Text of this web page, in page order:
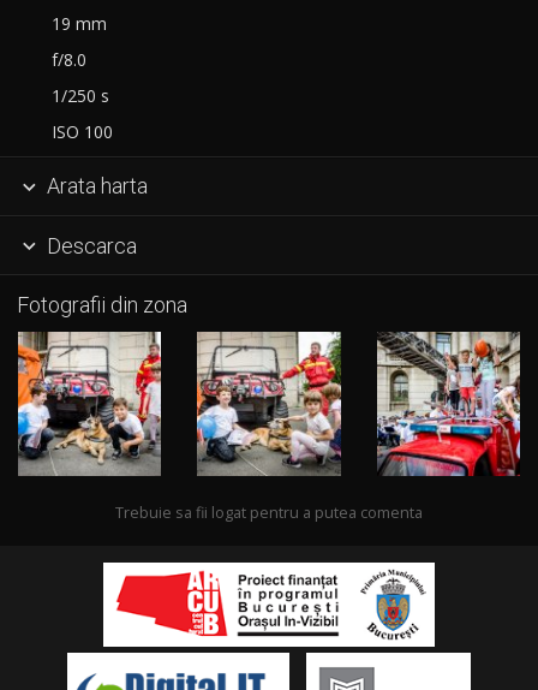
19 mm
f/8.0
1/250 s
ISO 100
 Arata harta
 Descarca
Fotografii din zona
Trebuie sa fii logat pentru a putea comenta